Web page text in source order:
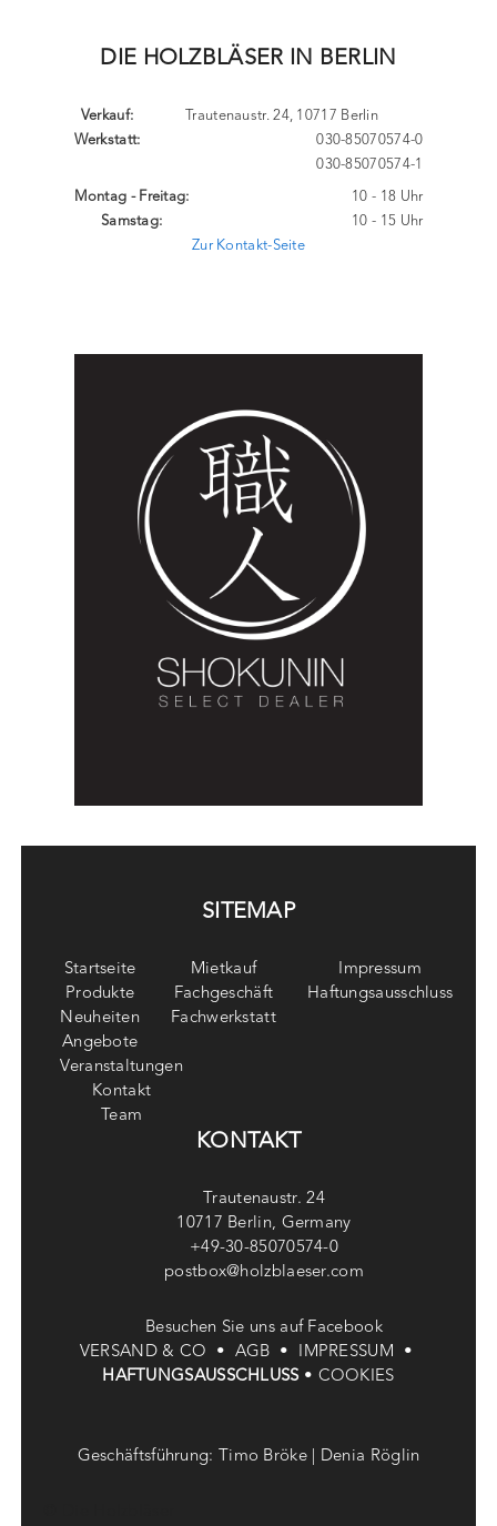
DIE HOLZBLÄSER IN BERLIN
Trautenaustr. 24, 10717 Berlin
Verkauf:
Werkstatt:
030-85070574-0
030-85070574-1
Montag - Freitag:
Samstag:
10 - 18 Uhr
10 - 15 Uhr
Zur Kontakt-Seite
SITEMAP
Startseite
Produkte
Neuheiten
Angebote
Mietkauf
Fachgeschäft
Fachwerkstatt
Impressum
Haftungsausschluss
Veranstaltungen
Kontakt
Team
KONTAKT
Trautenaustr. 24
10717 Berlin, Germany
+49-30-85070574-0
postbox@holzblaeser.com
Besuchen Sie uns auf Facebook
VERSAND & CO • AGB • IMPRESSUM •
HAFTUNGSAUSSCHLUSS • COOKIES
Geschäftsführung: Timo Bröke | Denia Röglin